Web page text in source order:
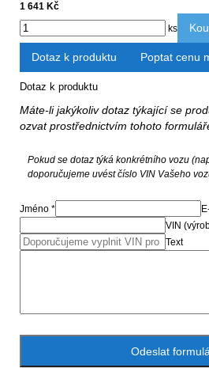
1 641 Kč
ks
Dotaz k produktu Poptat cenu
Dotaz k produktu
Máte-li jakýkoliv dotaz týkající se
ozvat prostřednictvím tohoto
Pokud se dotaz týká konkrétního vozu
doporučujeme uvést číslo VIN Vašeho
Jméno *
VIN
Text
Odeslat